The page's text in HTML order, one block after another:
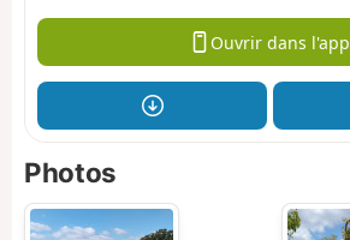
Ouvrir dans l'app
Photos